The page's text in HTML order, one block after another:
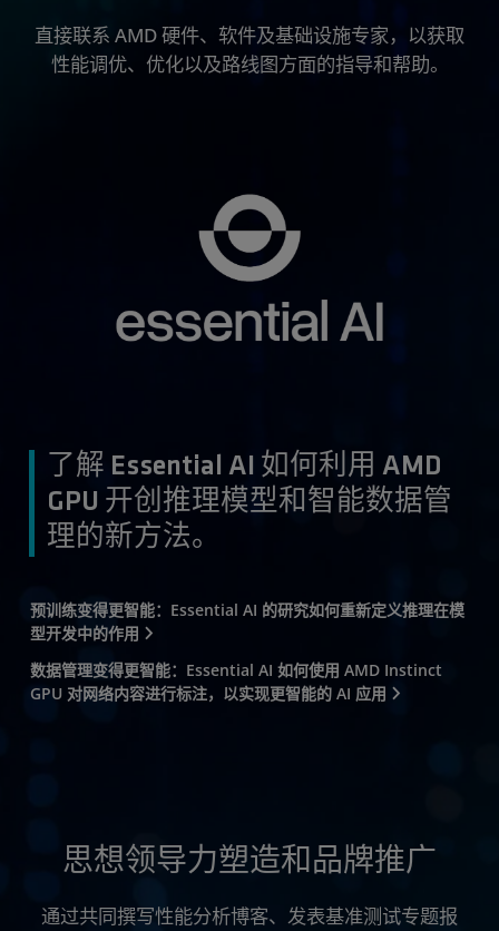
直接联系 AMD 硬件、软件及基础设施专家，以获取
性能调优、优化以及路线图方面的指导和帮助。
了解 Essential AI 如何利用 AMD
GPU 开创推理模型和智能数据管
理的新方法。
预训练变得更智能：Essential AI 的研究如何重新定义推理在模
型开发中的作用
数据管理变得更智能：Essential AI 如何使用 AMD Instinct
GPU 对网络内容进行标注，以实现更智能的 AI 应用
思想领导力塑造和品牌推广
通过共同撰写性能分析博客、发表基准测试专题报